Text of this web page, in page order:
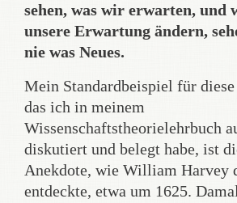
sehen, was wir erwarten, und
unsere Erwartung ändern,
nie was Neues.
Mein Standardbeispiel für
das ich in meinem
Wissenschaftstheorielehrbuch
diskutiert und belegt habe, ist
Anekdote, wie William Harvey
entdeckte, etwa um 1625.